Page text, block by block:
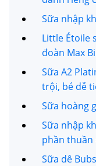
Sữa nhập
Little Étoile
đoàn Max
Sữa A2
trội, bé dễ
Sữa hoàng
Sữa nhập
phần
Sữa dê